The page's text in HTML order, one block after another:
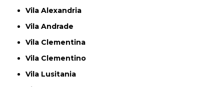
Vila Alexandria
Vila Andrade
Vila Clementina
Vila Clementino
Vila Lusitania